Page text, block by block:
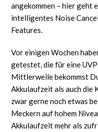
angekommen – hier geht
intelligentes Noise
Features.
Vor einigen Wochen
getestet, die für eine
Mittlerweile bekommst
Akkulaufzeit als auch die
zwar gerne noch etwas
Meckern auf hohem
Akkulaufzeit mehr als